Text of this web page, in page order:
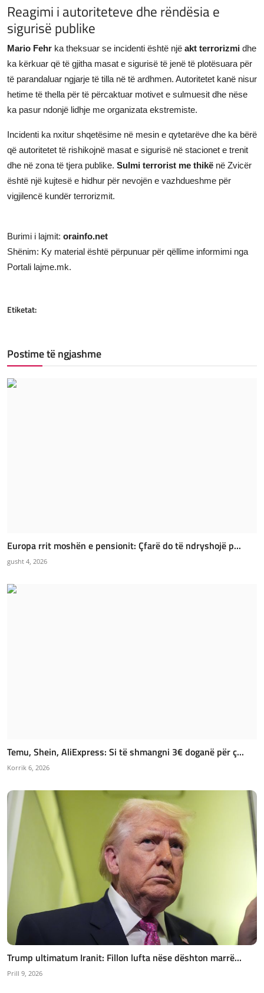
Reagimi i autoriteteve dhe rëndësia e
sigurisë publike
Mario Fehr ka theksuar se incidenti është një akt terrorizmi dhe
ka kërkuar që të gjitha masat e sigurisë të jenë të plotësuara për
të parandaluar ngjarje të tilla në të ardhmen. Autoritetet kanë nisur
hetime të thella për të përcaktuar motivet e sulmuesit dhe nëse
ka pasur ndonjë lidhje me organizata ekstremiste.
Incidenti ka nxitur shqetësime në mesin e qytetarëve dhe ka bërë
që autoritetet të rishikojnë masat e sigurisë në stacionet e trenit
dhe në zona të tjera publike. Sulmi terrorist me thikë në Zvicër
është një kujtesë e hidhur për nevojën e vazhdueshme për
vigjilencë kundër terrorizmit.
Burimi i lajmit: orainfo.net
Shënim: Ky material është përpunuar për qëllime informimi nga
Portali lajme.mk.
Etiketat:
Postime të ngjashme
Europa rrit moshën e pensionit: Çfarë do të ndryshojë p...
gusht 4, 2026
Temu, Shein, AliExpress: Si të shmangni 3€ doganë për ç...
Korrik 6, 2026
Trump ultimatum Iranit: Fillon lufta nëse dështon marrë...
Prill 9, 2026